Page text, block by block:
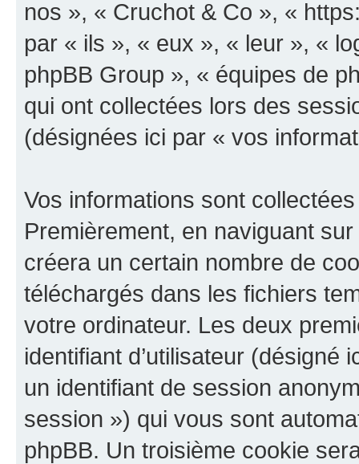
nos », « Cruchot & Co », «
par « ils », « eux », « leur », «
phpBB Group », « équipes de
qui ont collectées lors des
(désignées ici par « vos
Vos informations sont
Premièrement, en naviguant
créera un certain nombre de
téléchargés dans les fichiers
votre ordinateur. Les deux
identifiant d’utilisateur (désigné
un identifiant de session
session ») qui vous sont
phpBB. Un troisième cookie